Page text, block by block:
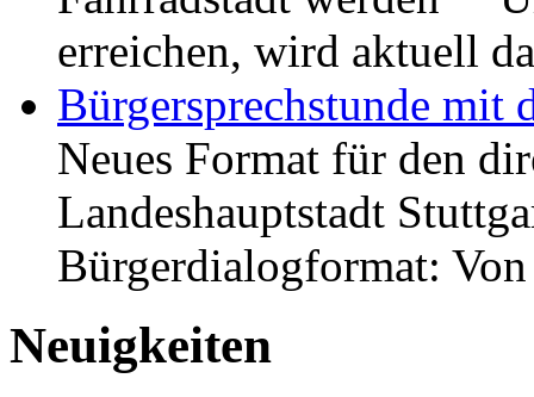
erreichen, wird aktuell
Bürgersprechstunde mit
Neues Format für den
Landeshauptstadt
Bürgerdialogformat:
Neuigkeiten